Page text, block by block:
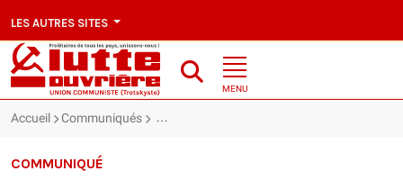
LES AUTRES SITES
MENU
Accueil Communiqués Valls utilise les casseurs pour discréditer la
COMMUNIQUÉ